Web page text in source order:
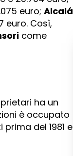
euro; Alcalá
euro. Così,
come
ha un
è occupato
del 1981 e